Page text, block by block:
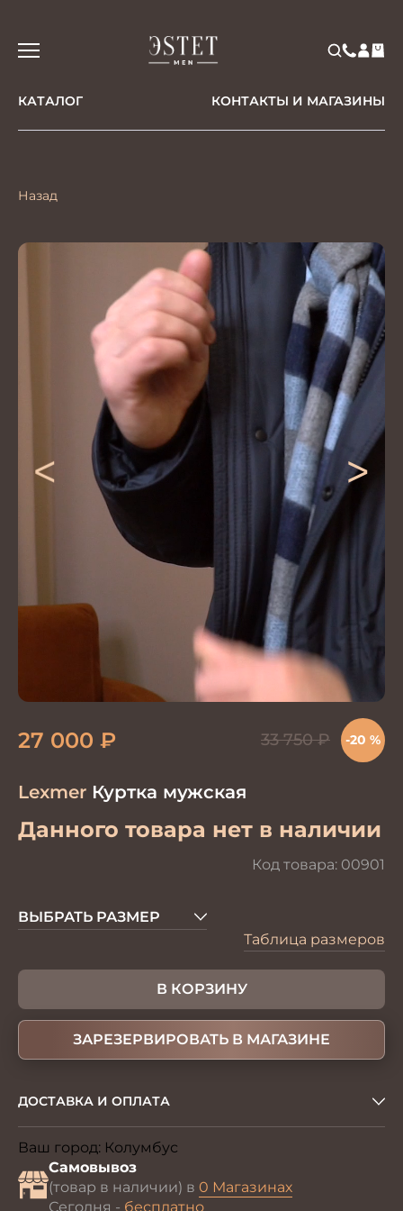
КАТАЛОГ КОНТАКТЫ И МАГАЗИНЫ
Назад
< >
Lexmer Куртка мужская
Данного товара нет в наличии
Код товара: 00901
27 000 ₽ 33 750₽ -20 %
ВЫБРАТЬ РАЗМЕР
Таблица размеров
В КОРЗИНУ
ЗАРЕЗЕРВИРОВАТЬ В МАГАЗИНЕ
ДОСТАВКА И ОПЛАТА
Ваш город: Колумбус
Самовывоз
(товар в наличии) в 0 Магазинах
Сегодня - бесплатно